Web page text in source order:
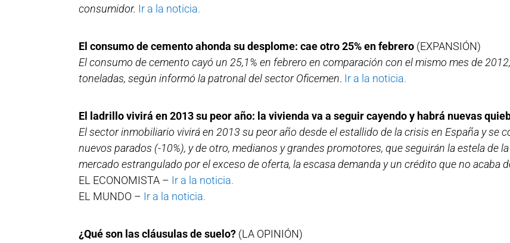
consumidor. Ir a la noticia.
El consumo de cemento ahonda su desplome: cae otro 25% en febrero (EXPANSIÓN)
El consumo de cemento cayó un 25,1% en febrero en comparación con el mismo mes de
toneladas, según informó la patronal del sector Oficemen. Ir a la noticia.
El ladrillo vivirá en 2013 su peor año: la vivienda va a seguir cayendo y habrá nuevas
El sector inmobiliario vivirá en 2013 su peor año desde el estallido de la crisis en España y se
nuevos parados (-10%), y de otro, medianos y grandes promotores, que seguirán la estela de
mercado estrangulado por el exceso de oferta, la escasa demanda y un crédito que no acaba
EL ECONOMISTA – Ir a la noticia.
EL MUNDO – Ir a la noticia.
¿Qué son las cláusulas de suelo? (LA OPINIÓN)